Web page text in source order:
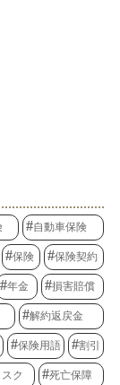
自動車保険
保険 保険契約
年金 損害賠償
解約返戻金
保険用語 割引
ク 死亡保障